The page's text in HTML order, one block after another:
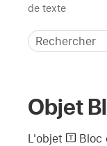
de texte
Objet
L'objet Bloc